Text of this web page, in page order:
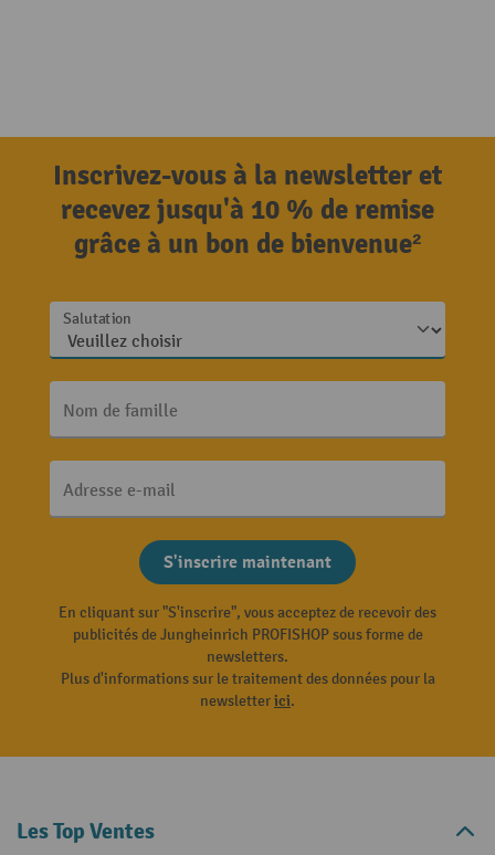
Inscrivez-vous à la newsletter et
recevez jusqu'à 10 % de remise
grâce à un bon de bienvenue²
Salutation
Nom de famille
Adresse e-mail
S'inscrire maintenant
En cliquant sur "S'inscrire", vous acceptez de recevoir des
publicités de Jungheinrich PROFISHOP sous forme de
newsletters.
Plus d'informations sur le traitement des données pour la
newsletterici.
Les Top Ventes